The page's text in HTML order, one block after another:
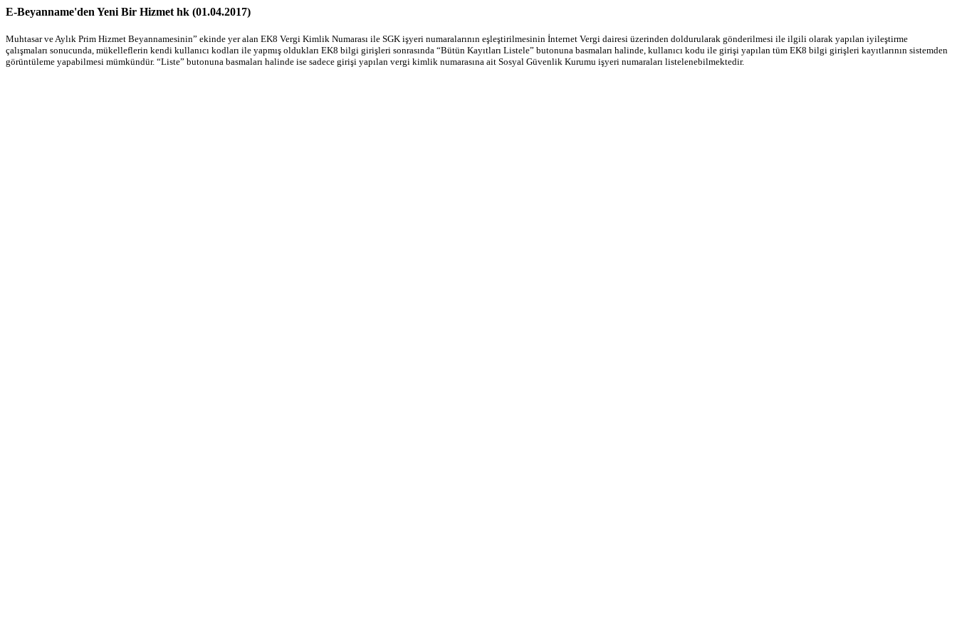
E-Beyanname'den Yeni Bir Hizmet hk (01.04.2017)
Muhtasar ve Aylık Prim Hizmet Beyannamesinin” ekinde yer alan EK8 Vergi Kimlik Numarası ile SGK işyeri numaralarının eşleştirilmesinin İnternet Vergi dairesi üzerinden doldurularak gönderilmesi ile ilgili olarak yapılan iyileştirme
çalışmaları sonucunda, mükelleflerin kendi kullanıcı kodları ile yapmış oldukları EK8 bilgi girişleri sonrasında “Bütün Kayıtları Listele” butonuna basmaları halinde, kullanıcı kodu ile girişi yapılan tüm EK8 bilgi girişleri kayıtlarının sistemden
görüntüleme yapabilmesi mümkündür. “Liste” butonuna basmaları halinde ise sadece girişi yapılan vergi kimlik numarasına ait Sosyal Güvenlik Kurumu işyeri numaraları listelenebilmektedir.